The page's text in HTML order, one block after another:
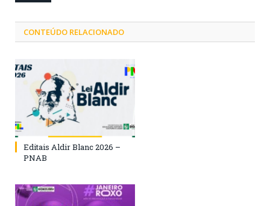
CONTEÚDO RELACIONADO
Editais Aldir Blanc 2026 –
PNAB